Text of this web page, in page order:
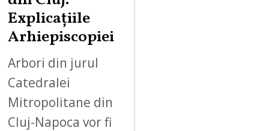
Explicațiile
Arhiepiscopiei
Arbori din jurul
Catedralei
Mitropolitane din
Cluj-Napoca vor fi